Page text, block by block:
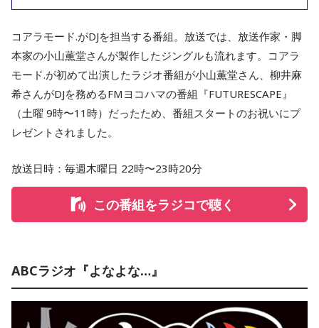
コアラモード.がDJを担当する番組。放送では、放送作家・脚
本家の小山薫堂さんが製作したジングルも流れます。コアラ
モード.が初めて出演したラジオ番組が小山薫堂さん、柳井麻
希さんがDJを務めるFMヨコハマの番組『FUTURESCAPE』
（土曜 9時〜11時）だったため、番組スタートのお祝いにプ
レゼントされました。
放送日時：毎週木曜日 22時〜23時20分
この番組をラジコで聴く
ABCラジオ『よなよな…』